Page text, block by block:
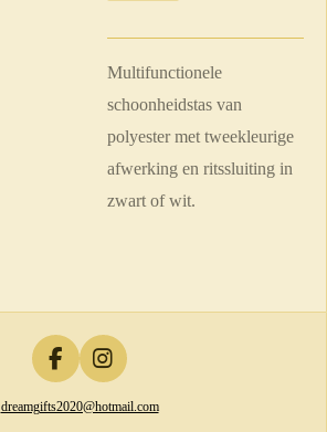
Multifunctionele
schoonheidstas van
polyester met tweekleurige
afwerking en ritssluiting in
zwart of wit.
F
a
c
I
n
s
dreamgifts2020@hotmail.com